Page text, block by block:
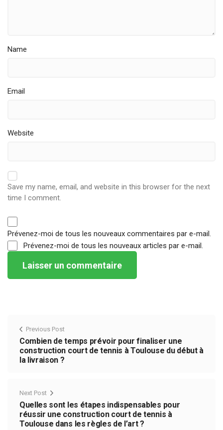
Name
Email
Website
Save my name, email, and website in this browser for the next
time I comment.
Prévenez-moi de tous les nouveaux commentaires par e-mail.
Prévenez-moi de tous les nouveaux articles par e-mail.
Previous Post
Combien de temps prévoir pour finaliser une
construction court de tennis à Toulouse du début à
la livraison ?
Next Post
Quelles sont les étapes indispensables pour
réussir une construction court de tennis à
Toulouse dans les règles de l’art ?